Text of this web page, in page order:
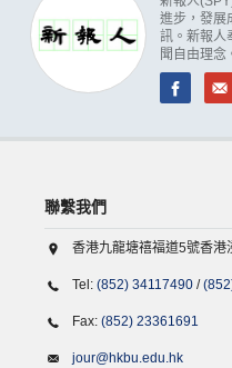
進步，發展
訊。新報人
聞自由理念
聯繫我們
香港九龍塘禧福道5號香港
Tel: (852) 34117490 /
Fax: (852) 23361691
jour@hkbu.edu.hk